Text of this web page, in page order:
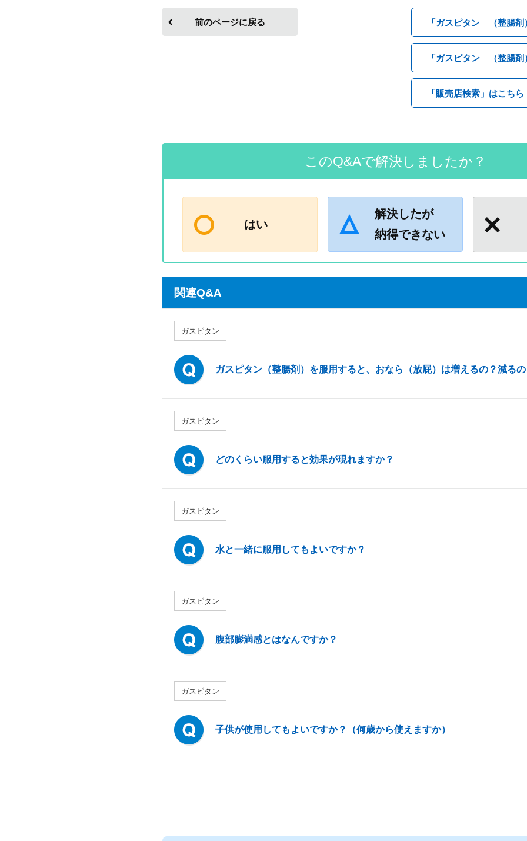
前のページに戻る 「ガスピタン （整腸
「ガスピタン （整腸
「販売店検索」はこちら
このQ&Aで解決しましたか？
はい
解決したが
納得できない
関連Q&A
ガスピタン
ガスピタン（整腸剤）を服用すると、おなら（放屁）は増えるの？減る
ガスピタン
どのくらい服用すると効果が現れますか？
ガスピタン
水と一緒に服用してもよいですか？
ガスピタン
腹部膨満感とはなんですか？
ガスピタン
子供が使用してもよいですか？（何歳から使えますか）